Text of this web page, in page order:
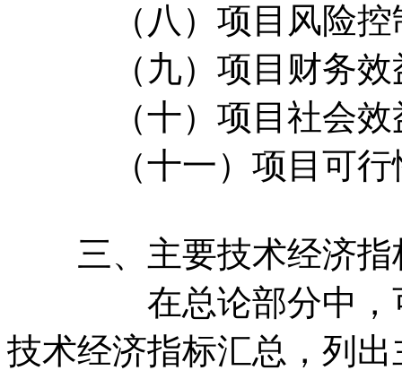
（八）项目风险控
（九）项目财务效
（十）项目社会效
（十一）项目可行
三、主要技术经济指
在总论部分中，可
技术经济指标汇总，列